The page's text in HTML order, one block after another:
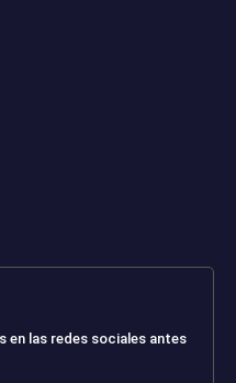
en las redes sociales antes